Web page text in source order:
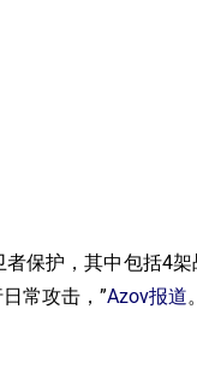
保护，其中包括4
常攻击，”Azov报道。